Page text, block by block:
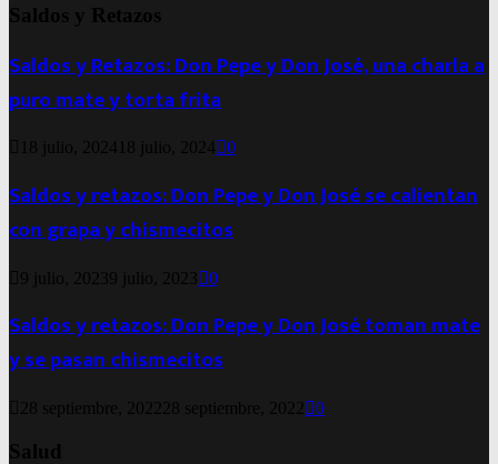
Saldos y Retazos
Saldos y Retazos: Don Pepe y Don José, una charla a
puro mate y torta frita
18 julio, 2024 18 julio, 2024 0
Saldos y retazos: Don Pepe y Don José se calientan
con grapa y chismecitos
9 julio, 20239 julio, 2023 0
Saldos y retazos: Don Pepe y Don José toman mate
y se pasan chismecitos
28 septiembre, 2022 28 septiembre, 2022 0
Salud